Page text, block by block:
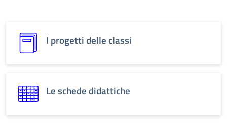
I progetti delle classi
Le schede didattiche